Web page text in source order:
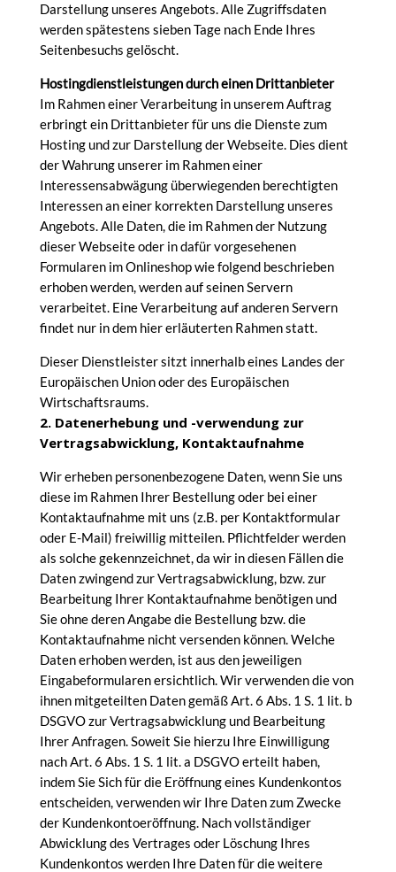
Darstellung unseres Angebots. Alle Zugriffsdaten
werden spätestens sieben Tage nach Ende Ihres
Seitenbesuchs gelöscht.
Hostingdienstleistungen durch einen Drittanbieter
Im Rahmen einer Verarbeitung in unserem Auftrag
erbringt ein Drittanbieter für uns die Dienste zum
Hosting und zur Darstellung der Webseite. Dies dient
der Wahrung unserer im Rahmen einer
Interessensabwägung überwiegenden berechtigten
Interessen an einer korrekten Darstellung unseres
Angebots. Alle Daten, die im Rahmen der Nutzung
dieser Webseite oder in dafür vorgesehenen
Formularen im Onlineshop wie folgend beschrieben
erhoben werden, werden auf seinen Servern
verarbeitet. Eine Verarbeitung auf anderen Servern
findet nur in dem hier erläuterten Rahmen statt.
Dieser Dienstleister sitzt innerhalb eines Landes der
Europäischen Union oder des Europäischen
Wirtschaftsraums.
2. Datenerhebung und -verwendung zur
Vertragsabwicklung, Kontaktaufnahme
Wir erheben personenbezogene Daten, wenn Sie uns
diese im Rahmen Ihrer Bestellung oder bei einer
Kontaktaufnahme mit uns (z.B. per Kontaktformular
oder E-Mail) freiwillig mitteilen. Pflichtfelder werden
als solche gekennzeichnet, da wir in diesen Fällen die
Daten zwingend zur Vertragsabwicklung, bzw. zur
Bearbeitung Ihrer Kontaktaufnahme benötigen und
Sie ohne deren Angabe die Bestellung bzw. die
Kontaktaufnahme nicht versenden können. Welche
Daten erhoben werden, ist aus den jeweiligen
Eingabeformularen ersichtlich. Wir verwenden die von
ihnen mitgeteilten Daten gemäß Art. 6 Abs. 1 S. 1 lit. b
DSGVO zur Vertragsabwicklung und Bearbeitung
Ihrer Anfragen. Soweit Sie hierzu Ihre Einwilligung
nach Art. 6 Abs. 1 S. 1 lit. a DSGVO erteilt haben,
indem Sie Sich für die Eröffnung eines Kundenkontos
entscheiden, verwenden wir Ihre Daten zum Zwecke
der Kundenkontoeröffnung. Nach vollständiger
Abwicklung des Vertrages oder Löschung Ihres
Kundenkontos werden Ihre Daten für die weitere